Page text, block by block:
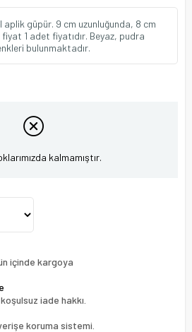
aplik güpür. 9 cm uzunluğunda, 8 cm
1 adet fiyatıdır. Beyaz, pudra
bulunmaktadır.
kalmamıştır.
içinde kargoya
iade hakkı.
koruma sistemi.